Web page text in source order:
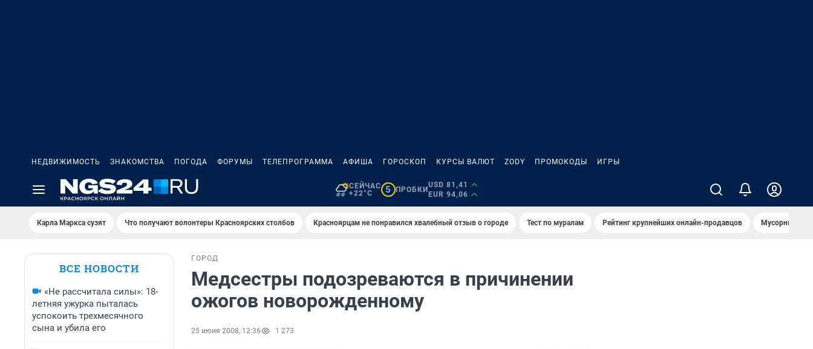
НЕДВИЖИМОСТЬ ЗНАКОМСТВА ПОГОДА ФОРУМЫ ТЕЛЕПРОГРАММА АФИША ГОРОСКОП КУРСЫ ВАЛЮТ ZODY ПРОМОКОДЫ ИГРЫ
СЕЙЧАС
+22°C
5 ПРОБКИ
USD 81,41
EUR 94,06
Карла Маркса сузят Что получают волонтеры Красноярских столбов Красноярцам не понравился хвалебный отзыв о городе Тест по мурaлaм Рейтинг крупнейших онлайн-продавцов Мусорный
ВСЕ НОВОСТИ
«Не рассчитала силы»: 18-
летняя ужурка пыталась
успокоить трехмесячного
сына и убила его
ГОРОД
Медсестры подозреваются в причинении
ожогов новорожденному
25 июня 2008, 12:36 1 273